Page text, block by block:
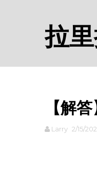
拉
【解
Larry 2/15/